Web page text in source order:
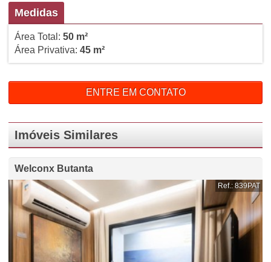
Medidas
Área Total: 50 m²
Área Privativa: 45 m²
ENTRE EM CONTATO
Imóveis Similares
Welconx Butanta
Ref.: 839PAT